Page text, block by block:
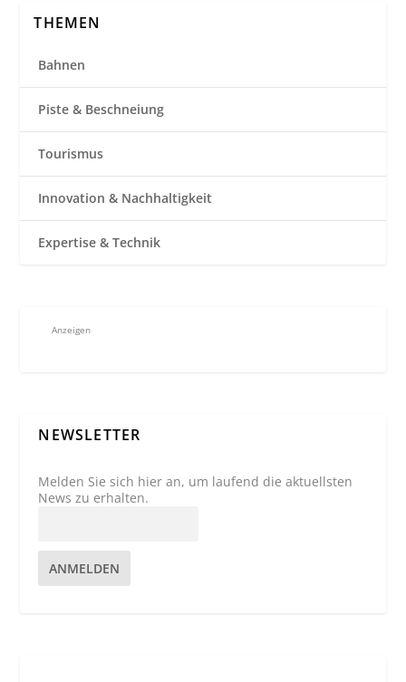
THEMEN
Bahnen
Piste & Beschneiung
Tourismus
Innovation & Nachhaltigkeit
Expertise & Technik
Anzeigen
NEWSLETTER
Melden Sie sich hier an, um laufend die aktuellsten
News zu erhalten.
ANMELDEN